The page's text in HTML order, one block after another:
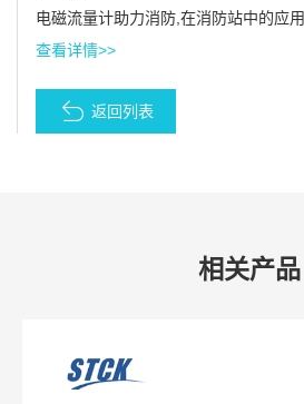
电磁流量计助力消防,在消防站中的应用
查看详情>>
返回列表
相关产品